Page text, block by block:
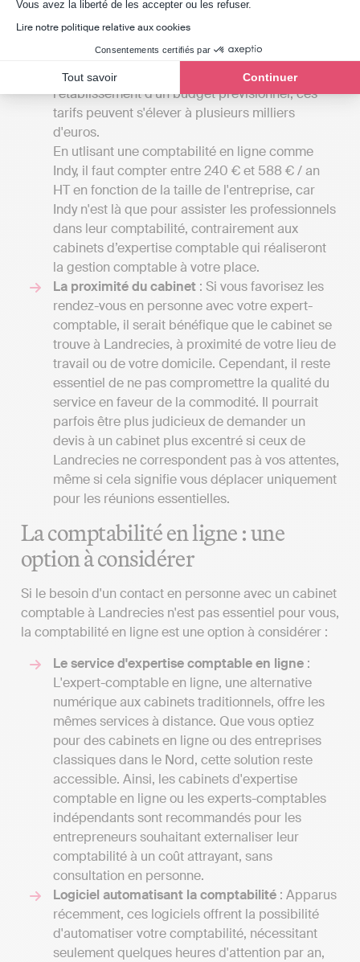
Vous avez la liberté de les accepter ou les refuser.
Lire notre politique relative aux cookies
Consentements certifiés par
Tout savoir Continuer
comptable indépendant. Si votre entreprise
requiert une gestion comptable plus avancée,
comprenant notamment la gestion de la paie ou
l'établissement d'un budget prévisionnel, ces
tarifs peuvent s'élever à plusieurs milliers
d'euros.
En utlisant une comptabilité en ligne comme
Indy, il faut compter entre 240 € et 588 € / an
HT en fonction de la taille de l'entreprise, car
Indy n'est là que pour assister les professionnels
dans leur comptabilité, contrairement aux
cabinets d’expertise comptable qui réaliseront
la gestion comptable à votre place.
La proximité du cabinet : Si vous favorisez les
rendez-vous en personne avec votre expert-
comptable, il serait bénéfique que le cabinet se
trouve à Landrecies, à proximité de votre lieu de
travail ou de votre domicile. Cependant, il reste
essentiel de ne pas compromettre la qualité du
service en faveur de la commodité. Il pourrait
parfois être plus judicieux de demander un
devis à un cabinet plus excentré si ceux de
Landrecies ne correspondent pas à vos attentes,
même si cela signifie vous déplacer uniquement
pour les réunions essentielles.
La comptabilité en ligne : une
option à considérer
Si le besoin d'un contact en personne avec un cabinet
comptable à Landrecies n'est pas essentiel pour vous,
la comptabilité en ligne est une option à considérer :
Le service d'expertise comptable en ligne :
L'expert-comptable en ligne, une alternative
numérique aux cabinets traditionnels, offre les
mêmes services à distance. Que vous optiez
pour des cabinets en ligne ou des entreprises
classiques dans le Nord, cette solution reste
accessible. Ainsi, les cabinets d'expertise
comptable en ligne ou les experts-comptables
indépendants sont recommandés pour les
entrepreneurs souhaitant externaliser leur
comptabilité à un coût attrayant, sans
consultation en personne.
Logiciel automatisant la comptabilité : Apparus
récemment, ces logiciels offrent la possibilité
d'automatiser votre comptabilité, nécessitant
seulement quelques heures d'attention par an,